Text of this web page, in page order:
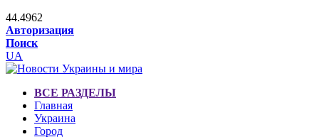
44.4962
Авторизация
Поиск
UA
ВСЕ РАЗДЕЛЫ
Главная
Украина
Город